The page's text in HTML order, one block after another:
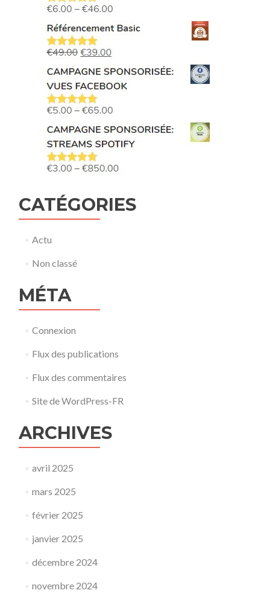
CATÉGORIES
Actu
Non classé
MÉTA
Connexion
Flux des publications
Flux des commentaires
Site de WordPress-FR
ARCHIVES
avril 2025
mars 2025
février 2025
janvier 2025
décembre 2024
novembre 2024